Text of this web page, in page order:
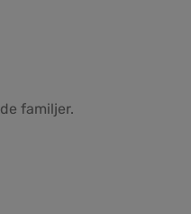
familjer.